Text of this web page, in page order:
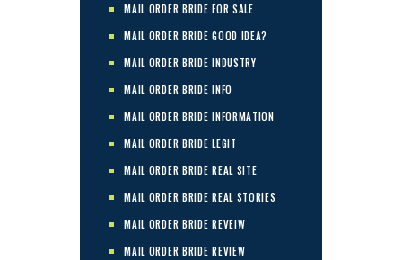
MAIL ORDER BRIDE FOR SALE
MAIL ORDER BRIDE GOOD IDEA?
MAIL ORDER BRIDE INDUSTRY
MAIL ORDER BRIDE INFO
MAIL ORDER BRIDE INFORMATION
MAIL ORDER BRIDE LEGIT
MAIL ORDER BRIDE REAL SITE
MAIL ORDER BRIDE REAL STORIES
MAIL ORDER BRIDE REVEIW
MAIL ORDER BRIDE REVIEW